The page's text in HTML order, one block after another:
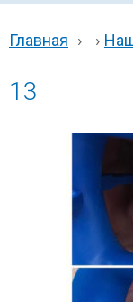
Главная › ›
13